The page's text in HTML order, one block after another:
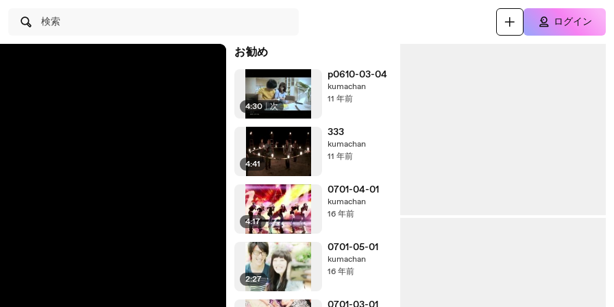
検索 ログイン
お勧め
4:30 | 次
p0610-03-04
kumachan
11 年前
4:41
333
kumachan
11 年前
4:17
0701-04-01
kumachan
16 年前
2:27
0701-05-01
kumachan
16 年前